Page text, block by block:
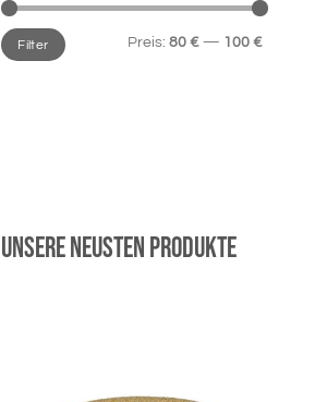
Min.
Preis
Max.
PreisFilter Preis: 80 € — 100 €
Unsere neusten Produkte